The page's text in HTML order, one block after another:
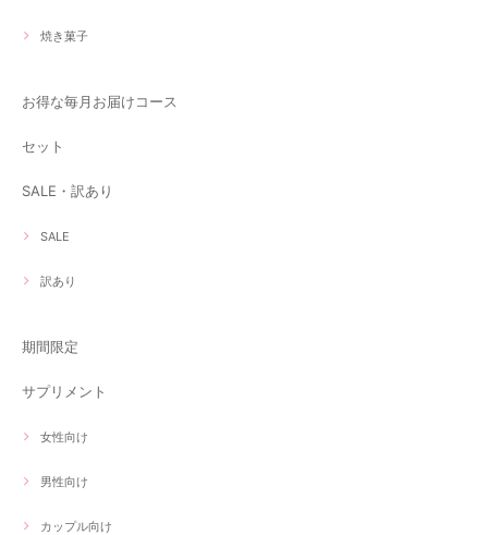
焼き菓子
お得な毎月お届けコース
セット
SALE・訳あり
SALE
訳あり
期間限定
サプリメント
女性向け
男性向け
カップル向け